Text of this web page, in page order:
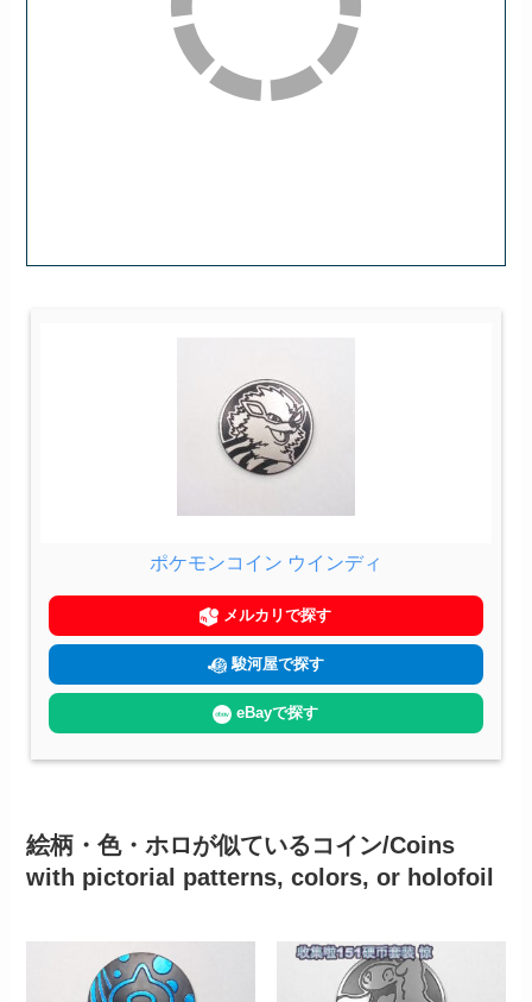
ポケモンコイン ウインディ
メルカリで探す
駿河屋で探す
eBayで探す
絵柄・色・ホロが似ているコイン/Coins
with pictorial patterns, colors, or holofoil